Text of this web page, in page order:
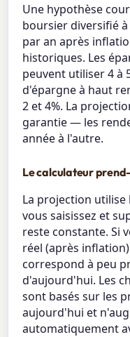
Une hypothèse
boursier diversifié
par an après
historiques. Les
peuvent utiliser 4 à
d'épargne à haut
2 et 4%. La
garantie — les
année à l'autre.
Le calculateur
La projection
vous saisissez et
reste constante. Si
réel (après
correspond à peu
d'aujourd'hui. Les
sont basés sur les
aujourd'hui et
automatiquement